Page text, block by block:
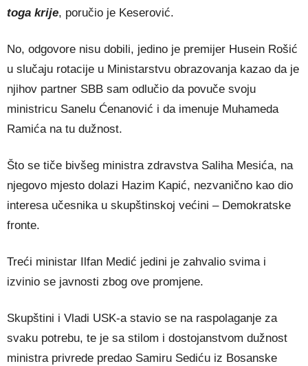
toga krije, poručio je Keserović.
No, odgovore nisu dobili, jedino je premijer Husein Rošić
u slučaju rotacije u Ministarstvu obrazovanja kazao da je
njihov partner SBB sam odlučio da povuče svoju
ministricu Sanelu Ćenanović i da imenuje Muhameda
Ramića na tu dužnost.
Što se tiče bivšeg ministra zdravstva Saliha Mesića, na
njegovo mjesto dolazi Hazim Kapić, nezvanično kao dio
interesa učesnika u skupštinskoj većini – Demokratske
fronte.
Treći ministar Ilfan Medić jedini je zahvalio svima i
izvinio se javnosti zbog ove promjene.
Skupštini i Vladi USK-a stavio se na raspolaganje za
svaku potrebu, te je sa stilom i dostojanstvom dužnost
ministra privrede predao Samiru Sediću iz Bosanske